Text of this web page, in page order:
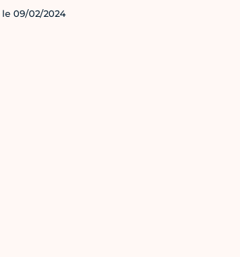
09/02/2024